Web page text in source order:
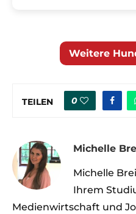
Weitere
TEILEN 0
Michelle
Michelle
Ihrem
Medienwirtschaft und